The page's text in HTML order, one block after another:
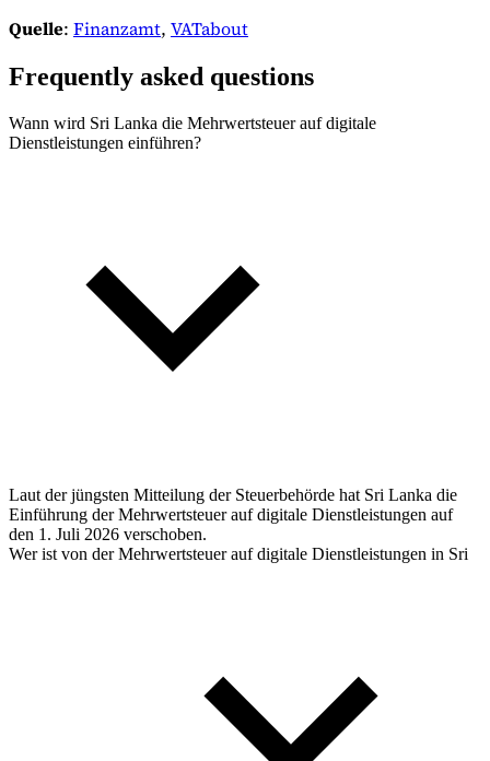
Quelle: Finanzamt, VATabout
Frequently asked questions
Wann wird Sri Lanka die Mehrwertsteuer auf digitale
Dienstleistungen einführen?
Laut der jüngsten Mitteilung der Steuerbehörde hat Sri Lanka die
Einführung der Mehrwertsteuer auf digitale Dienstleistungen auf
den 1. Juli 2026 verschoben.
Wer ist von der Mehrwertsteuer auf digitale Dienstleistungen in Sri